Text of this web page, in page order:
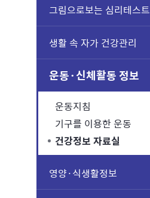
그림으로보는 심리테스트
생활 속 자가 건강관리
운동·신체활동 정보
운동지침
기구를 이용한 운동
건강정보 자료실
영양·식생활정보